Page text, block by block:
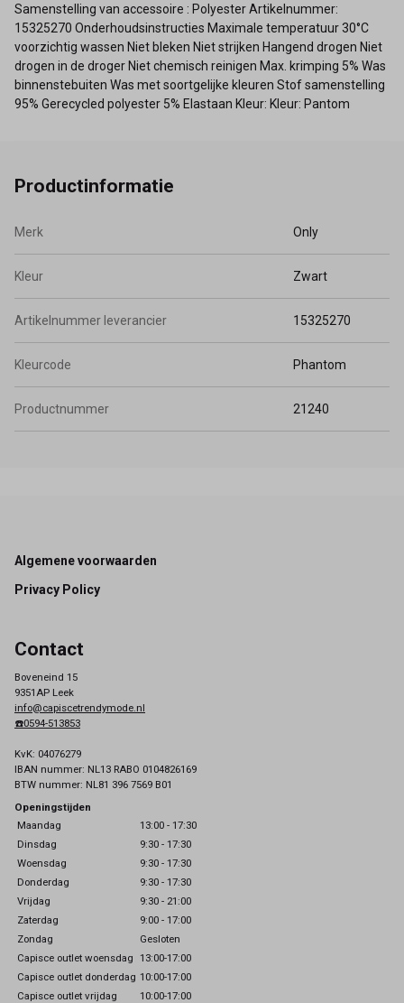
Samenstelling van accessoire : Polyester Artikelnummer:
15325270 Onderhoudsinstructies Maximale temperatuur 30°C
voorzichtig wassen Niet bleken Niet strijken Hangend drogen Niet
drogen in de droger Niet chemisch reinigen Max. krimping 5% Was
binnenstebuiten Was met soortgelijke kleuren Stof samenstelling
95% Gerecycled polyester 5% Elastaan Kleur: Kleur: Pantom
Productinformatie
Merk Only
Kleur Zwart
Artikelnummer leverancier 15325270
Kleurcode Phantom
Productnummer 21240
Footer
Algemene voorwaarden
Privacy Policy
Contact
Boveneind 15
9351AP Leek
info@capiscetrendymode.nl
☎️0594-513853
KvK: 04076279
IBAN nummer: NL13 RABO 0104826169
BTW nummer: NL81 396 7569 B01
Openingstijden
Maandag
13:00 - 17:30
Dinsdag
9:30 - 17:30
Woensdag
9:30 - 17:30
Donderdag
9:30 - 17:30
Vrijdag
9:30 - 21:00
Zaterdag
9:00 - 17:00
Zondag
Gesloten
Capisce outlet woensdag 13:00-17:00
Capisce outlet donderdag 10:00-17:00
Capisce outlet vrijdag
10:00-17:00